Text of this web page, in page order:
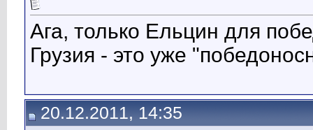
Ага, только Ельцин для
Грузия - это уже
20.12.2011, 14:35